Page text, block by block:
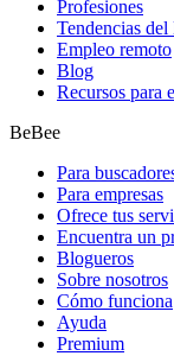
Profesiones
Tendencias
Empleo remoto
Blog
Recursos para
BeBee
Para
Para empresas
Ofrece tus
Encuentra un
Blogueros
Sobre nosotros
Cómo funciona
Ayuda
Premium